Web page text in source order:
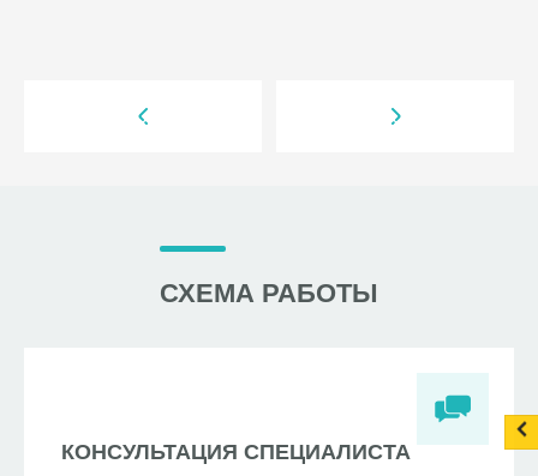
СХЕМА РАБОТЫ
КОНСУЛЬТАЦИЯ СПЕЦИАЛИСТА